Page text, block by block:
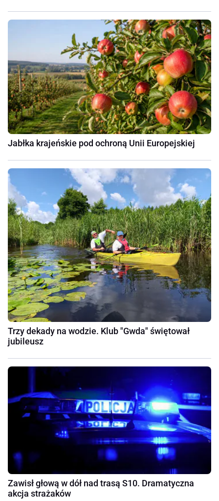
Jabłka krajeńskie pod ochroną Unii Europejskiej
Trzy dekady na wodzie. Klub "Gwda" świętował
jubileusz
Zawisł głową w dół nad trasą S10. Dramatyczna
akcja strażaków